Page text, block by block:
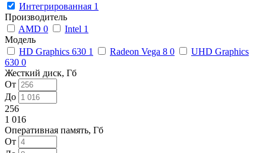
Интегрированная 1
Производитель
AMD 0 Intel 1
Модель
HD Graphics 630 1 Radeon Vega 8 0
UHD Graphics
630 0
Жесткий диск, Гб
От
До
256
1 016
Оперативная память, Гб
От